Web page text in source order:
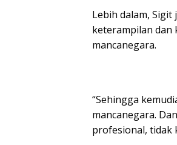
Lebih dalam,
keterampilan dan
mancanegara.
“Sehingga
mancanegara.
profesional, tidak